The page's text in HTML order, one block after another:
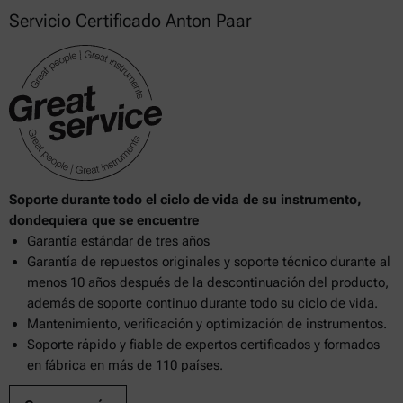
19
778
807
Servicio Certificado Anton Paar
Soporte durante todo el ciclo de vida de su instrumento,
dondequiera que se encuentre
Garantía estándar de tres años
Garantía de repuestos originales y soporte técnico durante al
menos 10 años después de la descontinuación del producto,
además de soporte continuo durante todo su ciclo de vida.
Mantenimiento, verificación y optimización de instrumentos.
Soporte rápido y fiable de expertos certificados y formados
en fábrica en más de 110 países.